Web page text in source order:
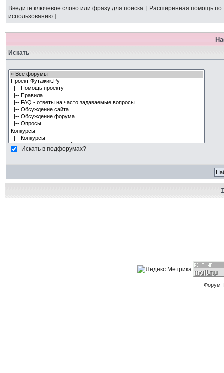
Введите ключевое слово или фразу для поиска.[ Расширенная помощь по
использованию]
Искать
Искать в подфорумах?
Форум